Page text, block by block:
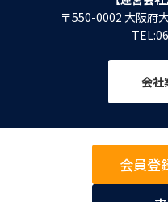
〒550-0002 大阪府
会社
会員登